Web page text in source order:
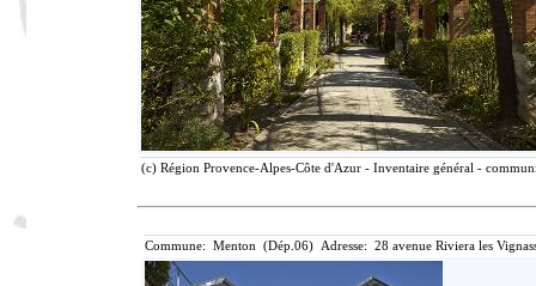
(c) Région Provence-Alpes-Côte d'Azur - Inventaire général -
Commune: Menton (Dép.06) Adresse: 28 avenue Riviera les